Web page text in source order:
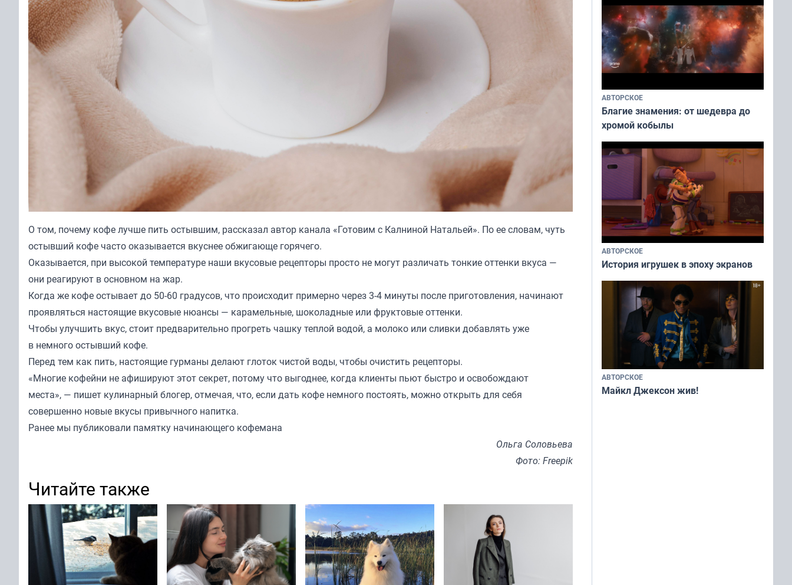
О том, почему кофе лучше пить остывшим, рассказал автор канала «Готовим с Калниной Натальей». По ее словам, чуть
остывший кофе часто оказывается вкуснее обжигающе горячего.
Оказывается, при высокой температуре наши вкусовые рецепторы просто не могут различать тонкие оттенки вкуса —
они реагируют в основном на жар.
Когда же кофе остывает до 50-60 градусов, что происходит примерно через 3-4 минуты после приготовления, начинают
проявляться настоящие вкусовые нюансы — карамельные, шоколадные или фруктовые оттенки.
Чтобы улучшить вкус, стоит предварительно прогреть чашку теплой водой, а молоко или сливки добавлять уже
в немного остывший кофе.
Перед тем как пить, настоящие гурманы делают глоток чистой воды, чтобы очистить рецепторы.
«Многие кофейни не афишируют этот секрет, потому что выгоднее, когда клиенты пьют быстро и освобождают
места», — пишет кулинарный блогер, отмечая, что, если дать кофе немного постоять, можно открыть для себя
совершенно новые вкусы привычного напитка.
Ранее мы публиковали памятку начинающего кофемана
Ольга Соловьева
Фото: Freepik
Читайте также
АВТОРСКОЕ
Благие знамения: от шедевра до
хромой кобылы
АВТОРСКОЕ
История игрушек в эпоху экранов
АВТОРСКОЕ
Майкл Джексон жив!